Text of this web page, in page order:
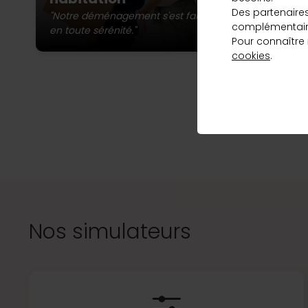
qui correspond
à vos besoins
et au meilleur
"Notre déménagement s'est fait
en toute sérénité."
Nos simulateurs
Des
Pour
cookies.